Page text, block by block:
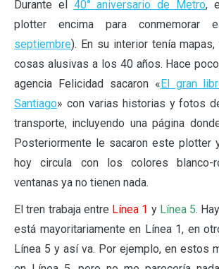
Durante el 40° aniversario de Metro,
plotter encima para conmemorar
septiembre). En su interior tenía
cosas alusivas a los 40 años. Hace
agencia Felicidad sacaron «El gran
Santiago» con varias historias y fotos
transporte, incluyendo una página
Posteriormente le sacaron este plotter
hoy circula con los colores blanco-
ventanas ya no tienen nada.
El tren trabaja entre Línea 1 y Línea 5.
está mayoritariamente en Línea 1, en
Línea 5 y así va. Por ejemplo, en estos